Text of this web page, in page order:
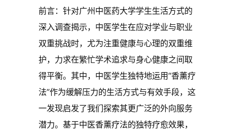
前言：针对广州中医药大学学生生活方式的
深入调查揭示，中医学生在应对学业与职业
双重挑战时，尤为注重健康与心理的双重维
护，力求在繁忙学术追求与身心健康之间取
得平衡。其中，中医学生独特地运用“香薰疗
法”作为缓解压力的生活方式与有效手段，这
一发现启发了我们探索其更广泛的外向服务
潜力。基于中医香薰疗法的独特疗愈效果，